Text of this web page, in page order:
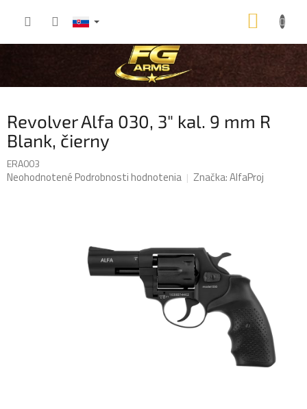
KOŠÍK
Revolver Alfa 030, 3" kal. 9 mm R
Blank, čierny
ERA003
Priemerné
NeohodnotenéPodrobnosti hodnotenia Značka:AlfaProj